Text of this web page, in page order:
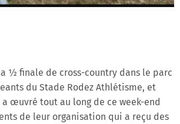
½ finale de cross-country dans le parc
du Stade Rodez Athlétisme, et
œuvré tout au long de ce week-end
de leur organisation qui a reçu des